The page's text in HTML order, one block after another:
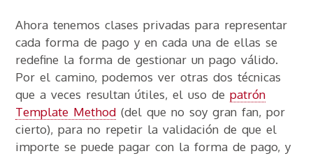
Ahora tenemos clases privadas para representar
cada forma de pago y en cada una de ellas se
redefine la forma de gestionar un pago válido.
Por el camino, podemos ver otras dos técnicas
que a veces resultan útiles, el uso depatrón
Template Method (del que no soy gran fan, por
cierto), para no repetir la validación de que el
importe se puede pagar con la forma de pago, y